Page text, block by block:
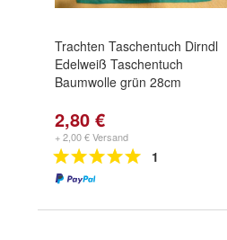
Trachten Taschentuch Dirndl
Edelweiß Taschentuch
Baumwolle grün 28cm
2,80 €
+ 2,00 € Versand
1